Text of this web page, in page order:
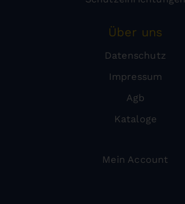
Über uns
Datenschutz
Impressum
Agb
Kataloge
Mein Account